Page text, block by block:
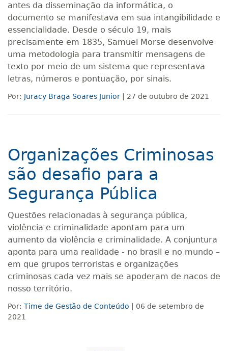
antes da disseminação da informática, o
documento se manifestava em sua intangibilidade e
essencialidade. Desde o século 19, mais
precisamente em 1835, Samuel Morse desenvolve
uma metodologia para transmitir mensagens de
texto por meio de um sistema que representava
letras, números e pontuação, por sinais.
Por: Juracy Braga Soares Junior | 27 de outubro de 2021
Organizações Criminosas
são desafio para a
Segurança Pública
Questões relacionadas à segurança pública,
violência e criminalidade apontam para um
aumento da violência e criminalidade. A conjuntura
aponta para uma realidade - no brasil e no mundo –
em que grupos terroristas e organizações
criminosas cada vez mais se apoderam de nacos de
nosso território.
Por: Time de Gestão de Conteúdo | 06 de setembro de
2021